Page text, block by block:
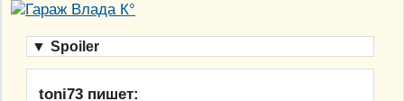
▼ Spoiler
toni73 пишет: